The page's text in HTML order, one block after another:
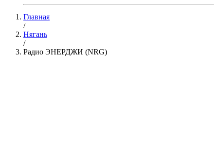
Главная
/
Нягань
/
Радио ЭНЕРДЖИ (NRG)